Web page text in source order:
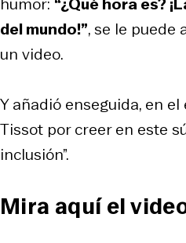
del mundo!”, se le puede
un video.
Y añadió enseguida, en el
Tissot por creer en este
inclusión”.
Mira aquí el